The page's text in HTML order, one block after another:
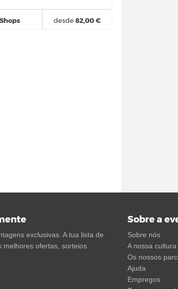
desde82,00 €
exclusivas. A tua lista de
melhores ofertas, sorteios
Sobre a
Sobre nós
A nossa cultura
Os nossos
Ajuda
Empregos